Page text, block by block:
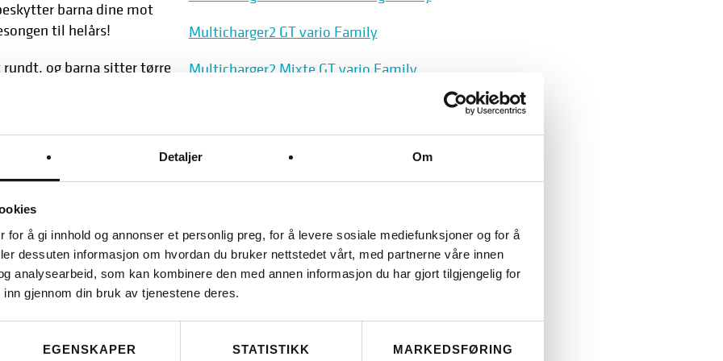
Detaljer Om
for å gi innhold og annonser et personlig preg, for å levere sosiale mediefunksjoner og for å
dessuten informasjon om hvordan du bruker nettstedet vårt, med partnerne våre innen
analysearbeid, som kan kombinere den med annen informasjon du har gjort tilgjengelig for
gjennom din bruk av tjenestene deres.
EGENSKAPER STATISTIKK MARKEDSFØRING
barna dine mot
til helårs!
og barna sitter tørre
Multicharger2 GT vario Family
Multicharger2 Mixte GT vario Family
Multitinker Touring Familie